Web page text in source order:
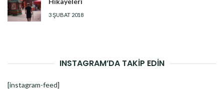
3 ŞUBAT 2018
INSTAGRAM’DA TAKİP EDİN
[instagram-feed]